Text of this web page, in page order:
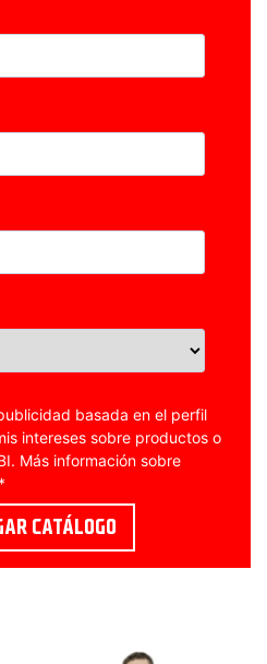
basada en el perfil
intereses sobre productos o
Más información sobre
*